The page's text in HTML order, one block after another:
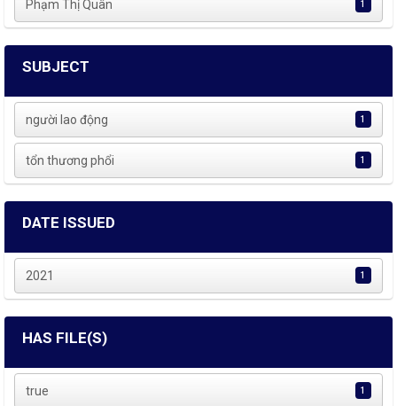
Phạm Thị Quân 1
SUBJECT
người lao động 1
tổn thương phổi 1
DATE ISSUED
2021 1
HAS FILE(S)
true 1